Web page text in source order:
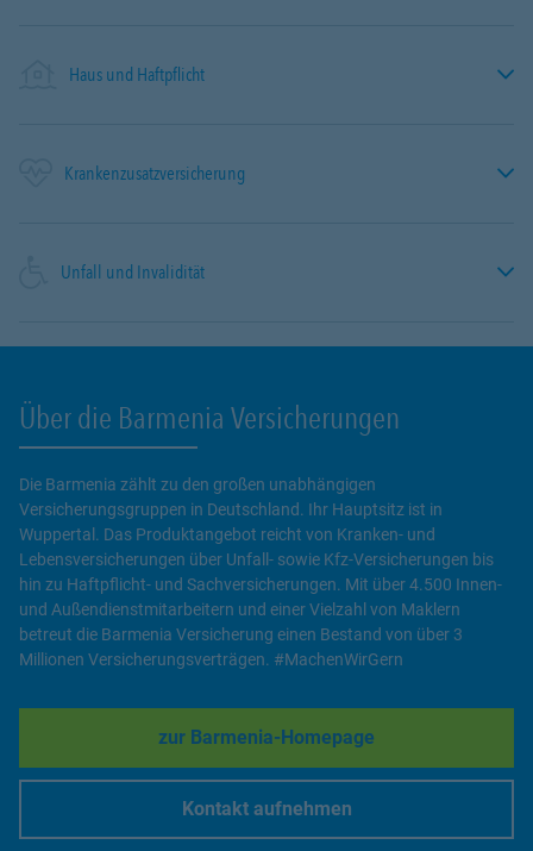
Haus und Haftpflicht
Krankenzusatzversicherung
Unfall und Invalidität
Über die Barmenia Versicherungen
Die Barmenia zählt zu den großen unabhängigen
Versicherungsgruppen in Deutschland. Ihr Hauptsitz ist in
Wuppertal. Das Produktangebot reicht von Kranken- und
Lebensversicherungen über Unfall- sowie Kfz-Versicherungen bis
hin zu Haftpflicht- und Sachversicherungen. Mit über 4.500 Innen-
und Außendienstmitarbeitern und einer Vielzahl von Maklern
betreut die Barmenia Versicherung einen Bestand von über 3
Millionen Versicherungsverträgen. #MachenWirGern
zur Barmenia-Homepage
Link Opens in New Tab
Kontakt aufnehmen